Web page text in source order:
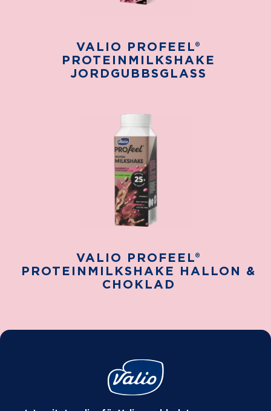
VALIO PROFEEL®
PROTEINMILKSHAKE
JORDGUBBSGLASS
VALIO PROFEEL®
PROTEINMILKSHAKE HALLON &
CHOKLAD